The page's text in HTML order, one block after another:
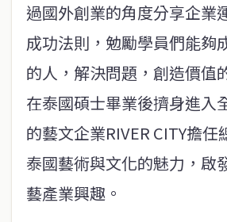
過國外創業的角度分享企業
成功法則，勉勵學員們能夠
的人，解決問題，創造價值
在泰國碩士畢業後擠身進入
的藝文企業RIVER CITY擔
泰國藝術與文化的魅力，啟
藝產業興趣。